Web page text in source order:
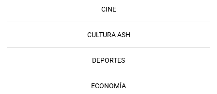
CINE
CULTURA ASH
DEPORTES
ECONOMÍA